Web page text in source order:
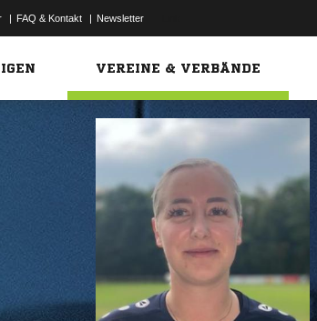
| FAQ & Kontakt | Newsletter
VEREINE & VERBÄNDE